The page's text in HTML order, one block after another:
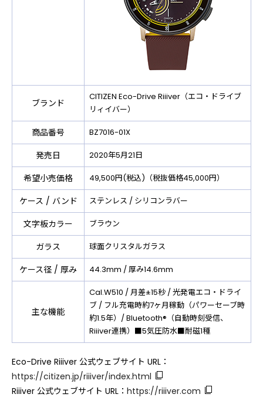
ブランド
CITIZEN Eco-Drive Riiiver（エコ・ドライブ
リィイバー）
商品番号 BZ7016-01X
発売日 2020年5月21日
希望小売価格 49,500円(税込)（税抜価格45,000円）
ケース / バンド ステンレス / シリコンラバー
文字板カラー ブラウン
ガラス 球面クリスタルガラス
ケース径 / 厚み 44.3mm / 厚み14.6mm
主な機能
Cal.W510 / 月差±15秒 / 光発電エコ・ドライ
ブ / フル充電時約7ヶ月稼動（パワーセーブ時
約1.5年）/ Bluetooth®（自動時刻受信、
Riiiver連携）■5気圧防水■耐磁1種
Eco-Drive Riiiver 公式ウェブサイト URL：
https://citizen.jp/riiiver/index.html
Riiiver 公式ウェブサイト URL： https://riiiver.com